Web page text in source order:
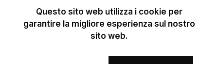
Questo sito web utilizza i cookie per
garantire la migliore esperienza sul nostro
sito web.